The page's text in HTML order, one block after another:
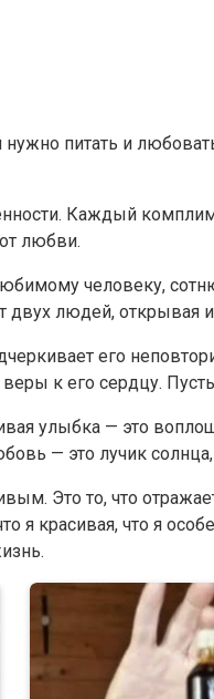
питать и
Каждый
любви.
человеку,
двух людей, открывая
его
к его сердцу.
улыбка — это
— это лучик
Это то, что
я красивая, что я